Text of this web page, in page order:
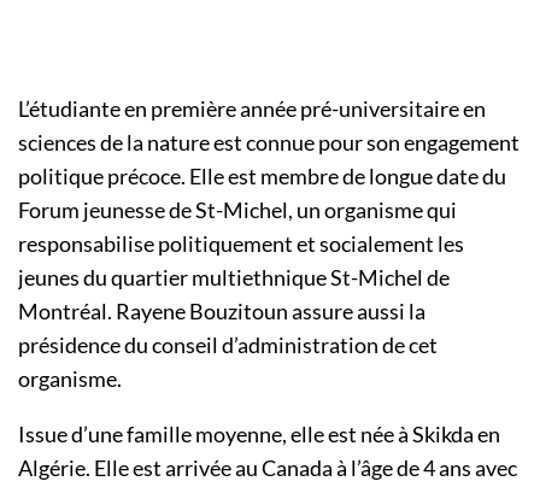
L’étudiante en première année pré-universitaire en
sciences de la nature est connue pour son engagement
politique précoce. Elle est membre de longue date du
Forum jeunesse de St-Michel, un organisme qui
responsabilise politiquement et socialement les
jeunes du quartier multiethnique St-Michel de
Montréal. Rayene Bouzitoun assure aussi la
présidence du conseil d’administration de cet
organisme.
Issue d’une famille moyenne, elle est née à Skikda en
Algérie. Elle est arrivée au Canada à l’âge de 4 ans avec